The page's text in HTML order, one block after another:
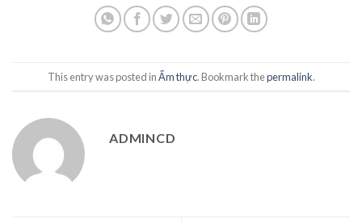
This entry was posted inẨm thực. Bookmark thepermalink.
ADMINCD